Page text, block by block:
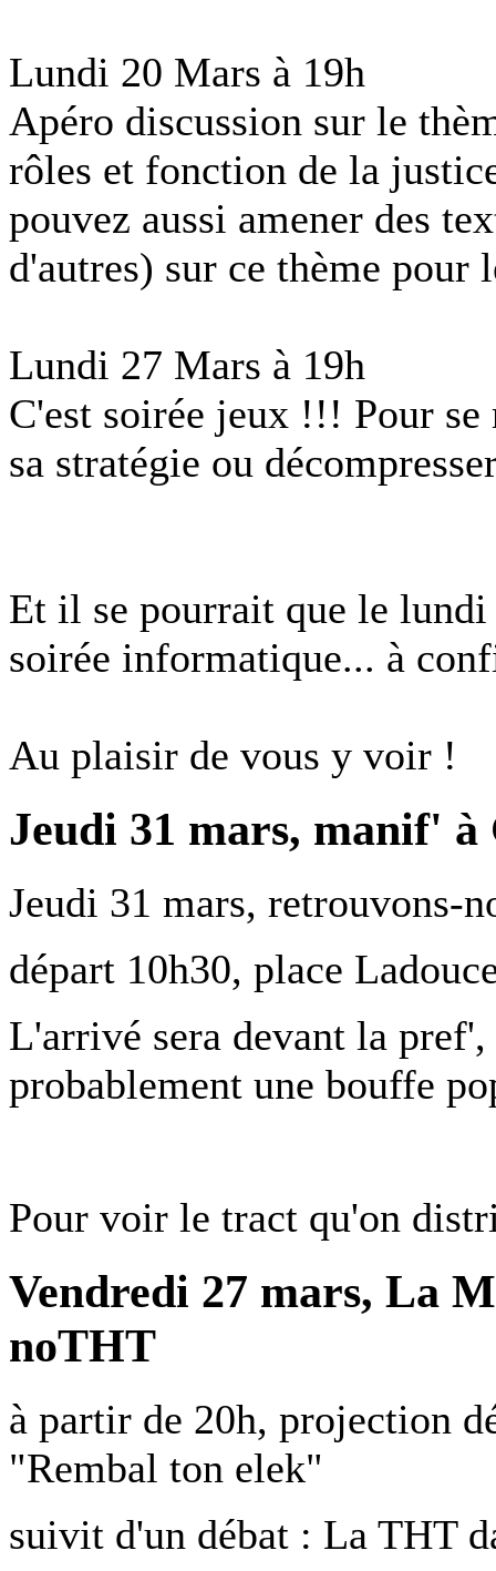
Lundi 20 Mars à 19h
Apéro discussion sur le
rôles et fonction de la
pouvez aussi amener des
d'autres) sur ce thème pour
Lundi 27 Mars à 19h
C'est soirée jeux !!! Pour
sa stratégie ou
Et il se pourrait que le
soirée informatique... à
Au plaisir de vous y voir !
Jeudi 31 mars, manif' à
Jeudi 31 mars, retrouvons-
départ 10h30, place
L'arrivé sera devant la pref',
probablement une bouffe
Pour voir le tract qu'on
Vendredi 27 mars, La
noTHT
à partir de 20h, projection
"Rembal ton elek"
suivit d'un débat : La THT